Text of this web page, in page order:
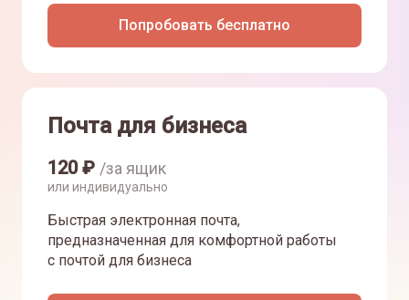
Попробовать бесплатно
Почта для бизнеса
120₽ /за ящик
или индивидуально
Быстрая электронная почта,
предназначенная для комфортной работы
с почтой для бизнеса